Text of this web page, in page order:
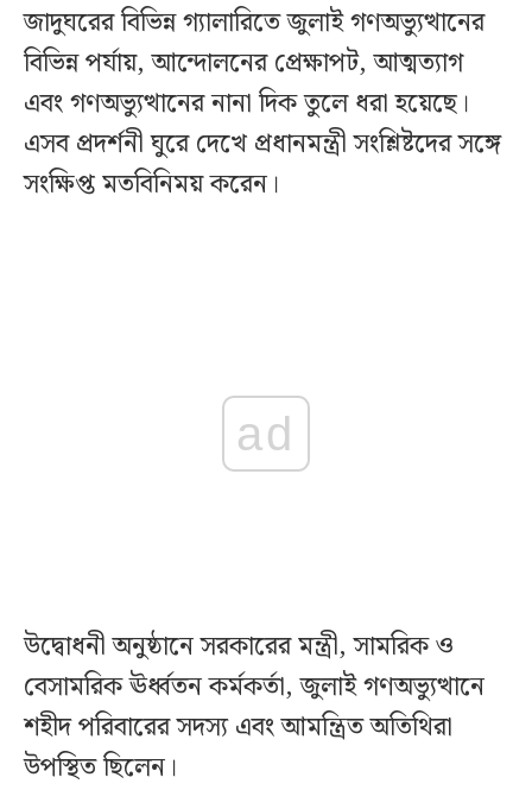
জাদুঘরের বিভিন্ন গ্যালারিতে জুলাই গণঅভ্যুত্থানের
বিভিন্ন পর্যায়, আন্দোলনের প্রেক্ষাপট, আত্মত্যাগ
এবং গণঅভ্যুত্থানের নানা দিক তুলে ধরা হয়েছে।
এসব প্রদর্শনী ঘুরে দেখে প্রধানমন্ত্রী সংশ্লিষ্টদের সঙ্গে
সংক্ষিপ্ত মতবিনিময় করেন।
ad
উদ্বোধনী অনুষ্ঠানে সরকারের মন্ত্রী, সামরিক ও
বেসামরিক ঊর্ধ্বতন কর্মকর্তা, জুলাই গণঅভ্যুত্থানে
শহীদ পরিবারের সদস্য এবং আমন্ত্রিত অতিথিরা
উপস্থিত ছিলেন।